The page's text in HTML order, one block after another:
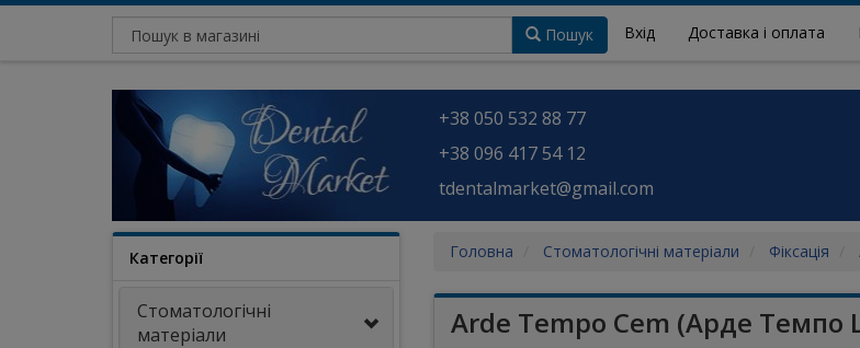
Вхід Доставка і оплата
Пошук
+38 050 532 88 77
+38 096 417 54 12
tdentalmarket@gmail.com
Категорії
Стоматологічні
матеріали
Головна Стоматологічні матеріали Фіксація
Arde Tempo Cem (Арде